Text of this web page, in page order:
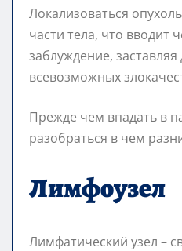
Локализоваться
части тела, что вводит
заблуждение,
всевозможных
Прежде чем впадать в
разобраться в чем
Лимфоузел
Лимфатический узел –